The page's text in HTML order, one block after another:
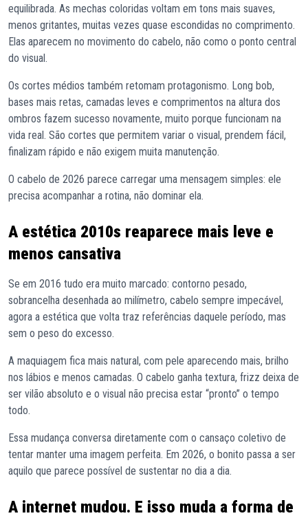
equilibrada. As mechas coloridas voltam em tons mais suaves,
menos gritantes, muitas vezes quase escondidas no comprimento.
Elas aparecem no movimento do cabelo, não como o ponto central
do visual.
Os cortes médios também retomam protagonismo. Long bob,
bases mais retas, camadas leves e comprimentos na altura dos
ombros fazem sucesso novamente, muito porque funcionam na
vida real. São cortes que permitem variar o visual, prendem fácil,
finalizam rápido e não exigem muita manutenção.
O cabelo de 2026 parece carregar uma mensagem simples: ele
precisa acompanhar a rotina, não dominar ela.
A estética 2010s reaparece mais leve e
menos cansativa
Se em 2016 tudo era muito marcado: contorno pesado,
sobrancelha desenhada ao milímetro, cabelo sempre impecável,
agora a estética que volta traz referências daquele período, mas
sem o peso do excesso.
A maquiagem fica mais natural, com pele aparecendo mais, brilho
nos lábios e menos camadas. O cabelo ganha textura, frizz deixa de
ser vilão absoluto e o visual não precisa estar “pronto” o tempo
todo.
Essa mudança conversa diretamente com o cansaço coletivo de
tentar manter uma imagem perfeita. Em 2026, o bonito passa a ser
aquilo que parece possível de sustentar no dia a dia.
A internet mudou. E isso muda a forma de